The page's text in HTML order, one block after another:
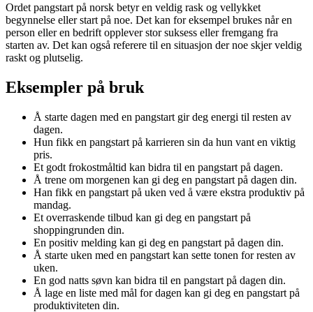
Ordet pangstart på norsk betyr en veldig rask og vellykket
begynnelse eller start på noe. Det kan for eksempel brukes når en
person eller en bedrift opplever stor suksess eller fremgang fra
starten av. Det kan også referere til en situasjon der noe skjer veldig
raskt og plutselig.
Eksempler på bruk
Å starte dagen med en pangstart gir deg energi til resten av
dagen.
Hun fikk en pangstart på karrieren sin da hun vant en viktig
pris.
Et godt frokostmåltid kan bidra til en pangstart på dagen.
Å trene om morgenen kan gi deg en pangstart på dagen din.
Han fikk en pangstart på uken ved å være ekstra produktiv på
mandag.
Et overraskende tilbud kan gi deg en pangstart på
shoppingrunden din.
En positiv melding kan gi deg en pangstart på dagen din.
Å starte uken med en pangstart kan sette tonen for resten av
uken.
En god natts søvn kan bidra til en pangstart på dagen din.
Å lage en liste med mål for dagen kan gi deg en pangstart på
produktiviteten din.